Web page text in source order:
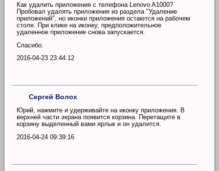
Как удалить приложения с телефона Lеnovo A1000?
Пробовал удалять приложения из раздела "Удаление
приложений", но иконки приложения остаются на рабочем
столе. При клике на иконку, предположительное
удаленное приложение снова запускается.
Спасибо.
2016-04-23 23:44:12
Сергей Волох
Юрий, нажмите и удерживайте на иконку приложения. В
верхней части экрана появится корзина. Перетащите в
корзину выделенный вами ярлык и он удалится.
2016-04-24 09:39:16